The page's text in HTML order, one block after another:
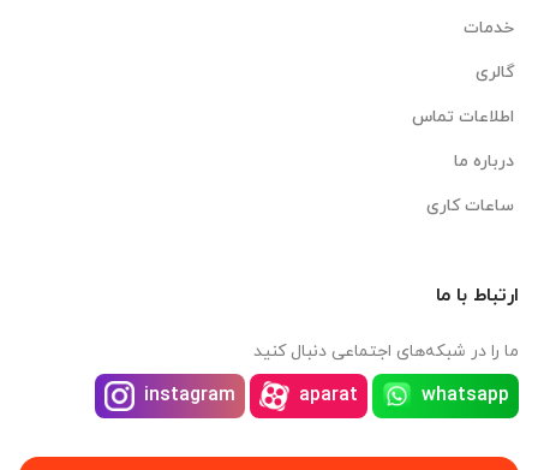
خدمات
گالری
اطلاعات تماس
درباره ما
ساعات کاری
ارتباط با ما
ما را در شبکه‌های اجتماعی دنبال کنید
whatsapp
aparat
instagram